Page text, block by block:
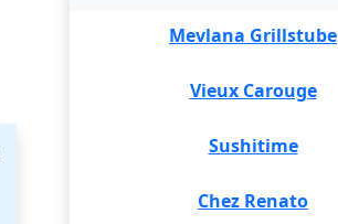
Mevlana Grillstube
Vieux Carouge
Sushitime
Chez Renato